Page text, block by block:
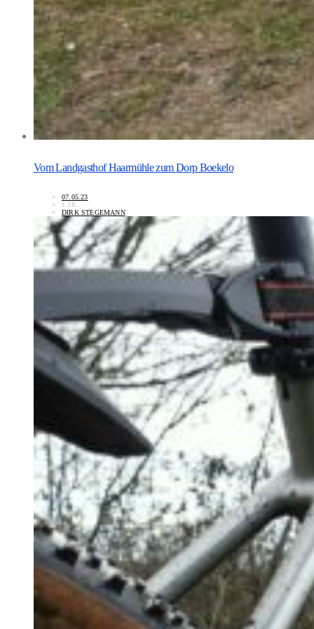
Vom Landgasthof Haarmühle zum Dorp Boekelo
07.05.23
1.3K
DIRK STEGEMANN